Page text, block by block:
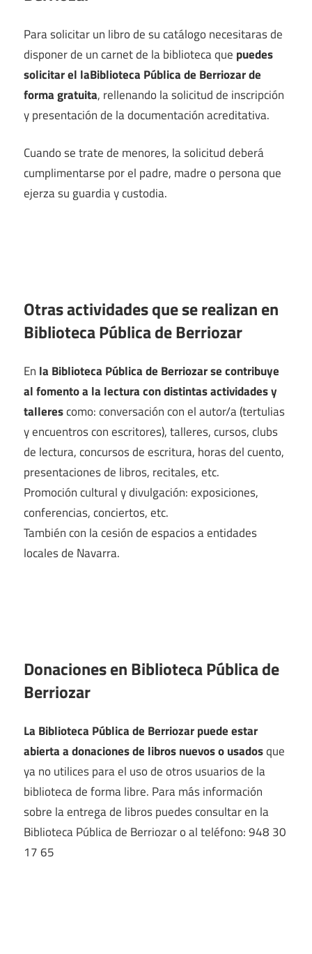
Para solicitar un libro de su catálogo necesitaras de
disponer de un carnet de la biblioteca que puedes
solicitar el laBiblioteca Pública de Berriozar de
forma gratuita, rellenando la solicitud de inscripción
y presentación de la documentación acreditativa.
Cuando se trate de menores, la solicitud deberá
cumplimentarse por el padre, madre o persona que
ejerza su guardia y custodia.
Otras actividades que se realizan en
Biblioteca Pública de Berriozar
En la Biblioteca Pública de Berriozar se contribuye
al fomento a la lectura con distintas actividades y
tallerescomo: conversación con el autor/a (tertulias
y encuentros con escritores), talleres, cursos, clubs
de lectura, concursos de escritura, horas del cuento,
presentaciones de libros, recitales, etc.
Promoción cultural y divulgación: exposiciones,
conferencias, conciertos, etc.
También con la cesión de espacios a entidades
locales de Navarra.
Donaciones en Biblioteca Pública de
Berriozar
La Biblioteca Pública de Berriozar puede estar
abierta a donaciones de libros nuevos o usadosque
ya no utilices para el uso de otros usuarios de la
biblioteca de forma libre. Para más información
sobre la entrega de libros puedes consultar en la
Biblioteca Pública de Berriozar o al teléfono: 948 30
17 65